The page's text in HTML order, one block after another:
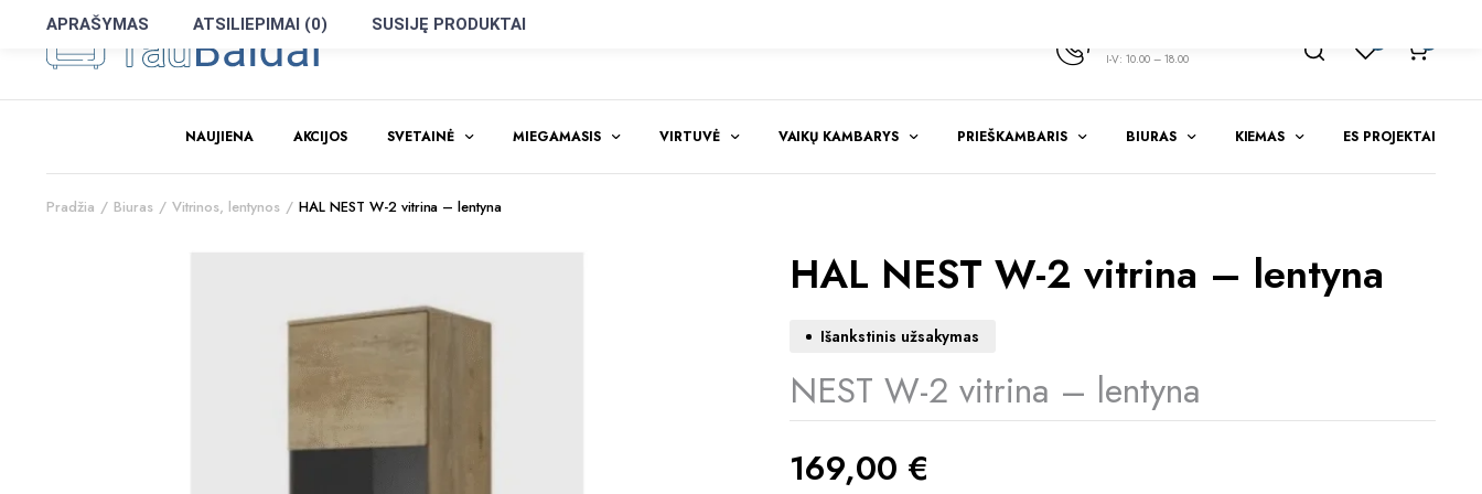
I-V: 10.00 – 18.00
NAUJIENA AKCIJOS SVETAINĖ MIEGAMASIS VIRTUVĖ VAIKŲ KAMBARYS PRIEŠKAMBARIS BIURAS KIEMAS ES PROJEKTAI
Pradžia Biuras Vitrinos, lentynos HAL NEST W-2 vitrina – lentyna
HAL NEST W-2 vitrina – lentyna
Išankstinis užsakymas
NEST W-2 vitrina – lentyna
169,00 €
APRAŠYMAS ATSILIEPIMAI (0) SUSIJĘ PRODUKTAI